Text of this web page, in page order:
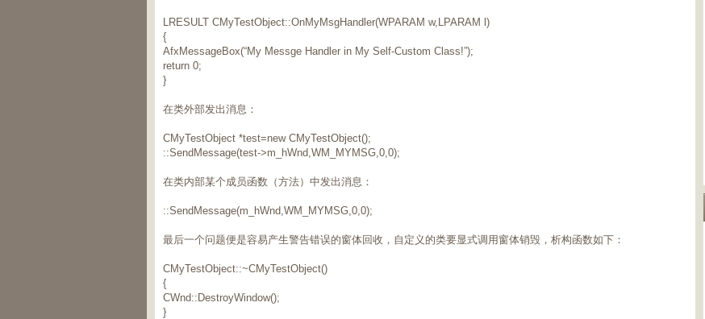
LRESULT CMyTestObject::OnMyMsgHandler(WPARAM w,LPARAM l)
{
AfxMessageBox(“My Messge Handler in My Self-Custom Class!”);
return 0;
}
在类外部发出消息：
CMyTestObject *test=new CMyTestObject();
::SendMessage(test->m_hWnd,WM_MYMSG,0,0);
在类内部某个成员函数（方法）中发出消息：
::SendMessage(m_hWnd,WM_MYMSG,0,0);
最后一个问题便是容易产生警告错误的窗体回收，自定义的类要显式调用窗体销毁，析构函数如下：
CMyTestObject::~CMyTestObject()
{
CWnd::DestroyWindow();
}